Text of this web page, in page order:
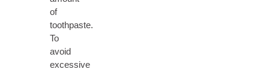
of
toothpaste.
To
avoid
excessive